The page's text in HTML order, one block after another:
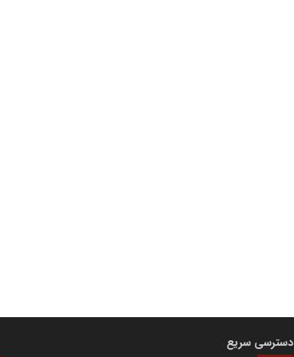
دسترسی سریع